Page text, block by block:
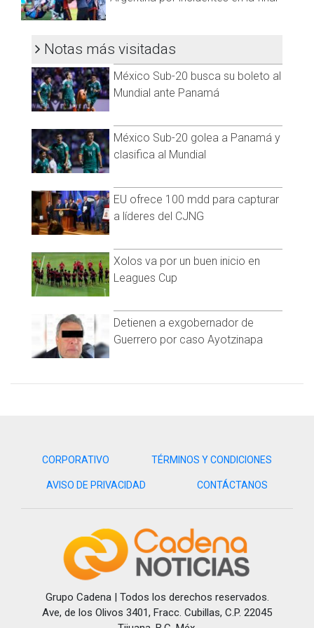
LOS MUNDIALES:
Lionel Messi (Argentina): 26 partidos (3 en 2006, 5 en 2010, 7
en 2014, 4 en 2018 y 7 en 2022).
Lothar Matthäus (Alemania): 25 partidos (2 en 1982, 7 en 1986,
7 en 1990, 5 en 1994 y 4 en 1998).
Miroslav Klose (Alemania): 24 partidos (7 en 2002, 7 en 2006, 5
en 2010 y 5 en 2014).
Paolo Maldini (Italia): 23 partidos (7 en 1990, 7 en 1994, 5 en
1998 y 4 en 2002).
Diego Armando Maradona (Argentina): 21 partidos (5 en 1982,
7 en 1986, 7 en 1990 y 2 en 1994).
Uwe Seeler (Alemania): 21 partidos (5 en 1958, 4 en 1962, 6
en 1966 y 6 en 1970).
Wladyslaw Zmuda (Polonia): 21 partidos (7 en 1974, 6 en 1980,
7 en 1984 y 1 en 1986).
Cafú (Brasil): 20 partidos (3 en 1994, 6 en 1998, 7 en 2002 y 4
en 1982).
Javier Mascherano (Argentina): 20 partidos (5 en 2006, 4 en
en 2010 y 6 en 2014).
Notas más visitadas
México Sub-20 busca su boleto al
Mundial ante Panamá
México Sub-20 golea a Panamá y
clasifica al Mundial
EU ofrece 100 mdd para capturar
a líderes del CJNG
Xolos va por un buen inicio en
Leagues Cup
Detienen a exgobernador de
Guerrero por caso Ayotzinapa
CORPORATIVO TÉRMINOS Y CONDICIONES
AVISO DE PRIVACIDAD CONTÁCTANOS
Grupo Cadena | Todos los derechos reservados.
Ave, de los Olivos 3401, Fracc. Cubillas, C.P. 22045